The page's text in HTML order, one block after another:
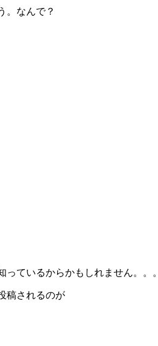
。なんで？
ているからかもしれません。。。
稿されるのが